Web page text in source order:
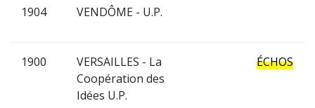
1904 VENDÔME - U.P.
1900
VERSAILLES - La
Coopération des
Idées U.P.
ÉCHOS